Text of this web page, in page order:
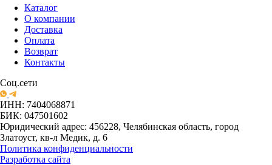
Каталог
О компании
Доставка
Оплата
Возврат
Контакты
Соц.сети
ИНН: 7404068871
БИК: 047501602
Юридический адрес: 456228, Челябинская область, город
Златоуст, кв-л Медик, д. 6
Политика конфиденциальности
Разработка сайта